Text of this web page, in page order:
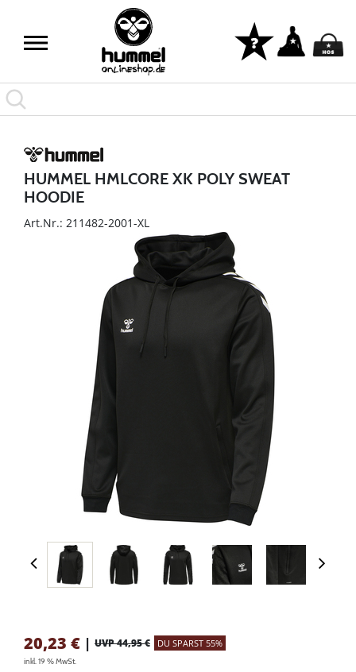
HUMMEL HMLCORE XK POLY SWEAT
HOODIE
Art.Nr.: 211482-2001-XL
20,23 € | UVP 44,95 € DU SPARST 55%
inkl. 19 % MwSt.